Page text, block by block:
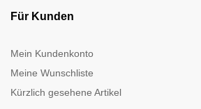
Für Kunden
Mein Kundenkonto
Meine Wunschliste
Kürzlich gesehene Artikel